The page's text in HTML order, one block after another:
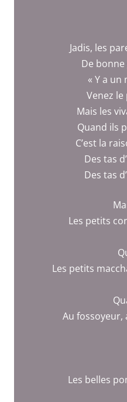
Jadis, les
De
« Y a
Venez
Mais les
Quand ils
C’est la
Des tas
Des tas
Les petits
Les petits
Au fossoyeur,
Les belles